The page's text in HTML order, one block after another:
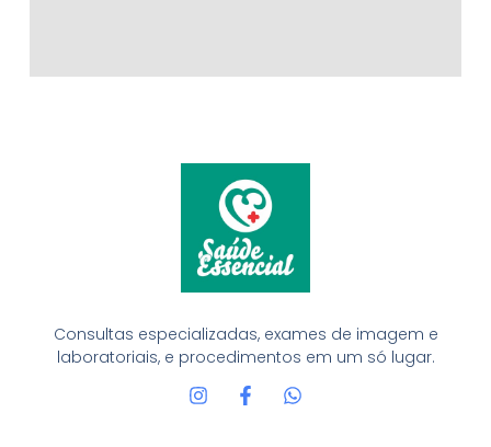
Consultas especializadas, exames de imagem e
laboratoriais, e procedimentos em um só lugar.